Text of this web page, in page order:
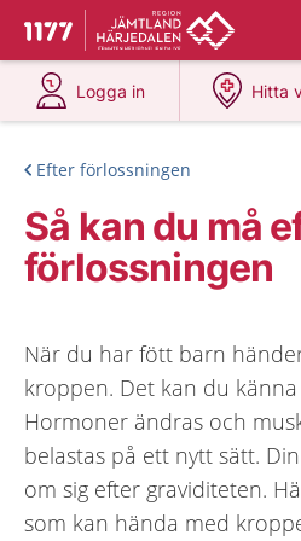
Till startsidan för 1177
Du har valt region
Logga in
på 1177.se
Hitta
på
Efter förlossningen
Så kan du må
förlossningen
När du har fött barn
kroppen. Det kan du
Hormoner ändras och
belastas på ett nytt sätt.
om sig efter graviditeten.
som kan hända med